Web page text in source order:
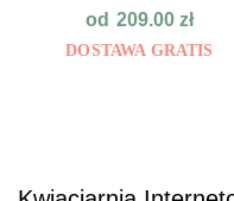
od 209.00 zł
DOSTAWA GRATIS